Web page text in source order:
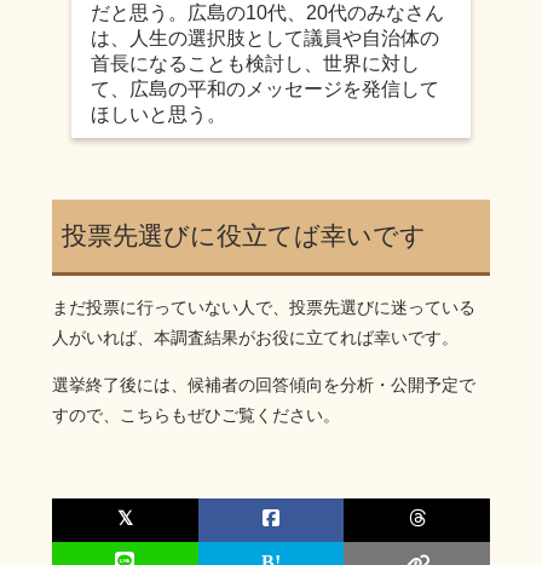
だと思う。広島の10代、20代のみなさん
は、人生の選択肢として議員や自治体の
首長になることも検討し、世界に対し
て、広島の平和のメッセージを発信して
ほしいと思う。
投票先選びに役立てば幸いです
まだ投票に行っていない人で、投票先選びに迷っている
人がいれば、本調査結果がお役に立てれば幸いです。
選挙終了後には、候補者の回答傾向を分析・公開予定で
すので、こちらもぜひご覧ください。